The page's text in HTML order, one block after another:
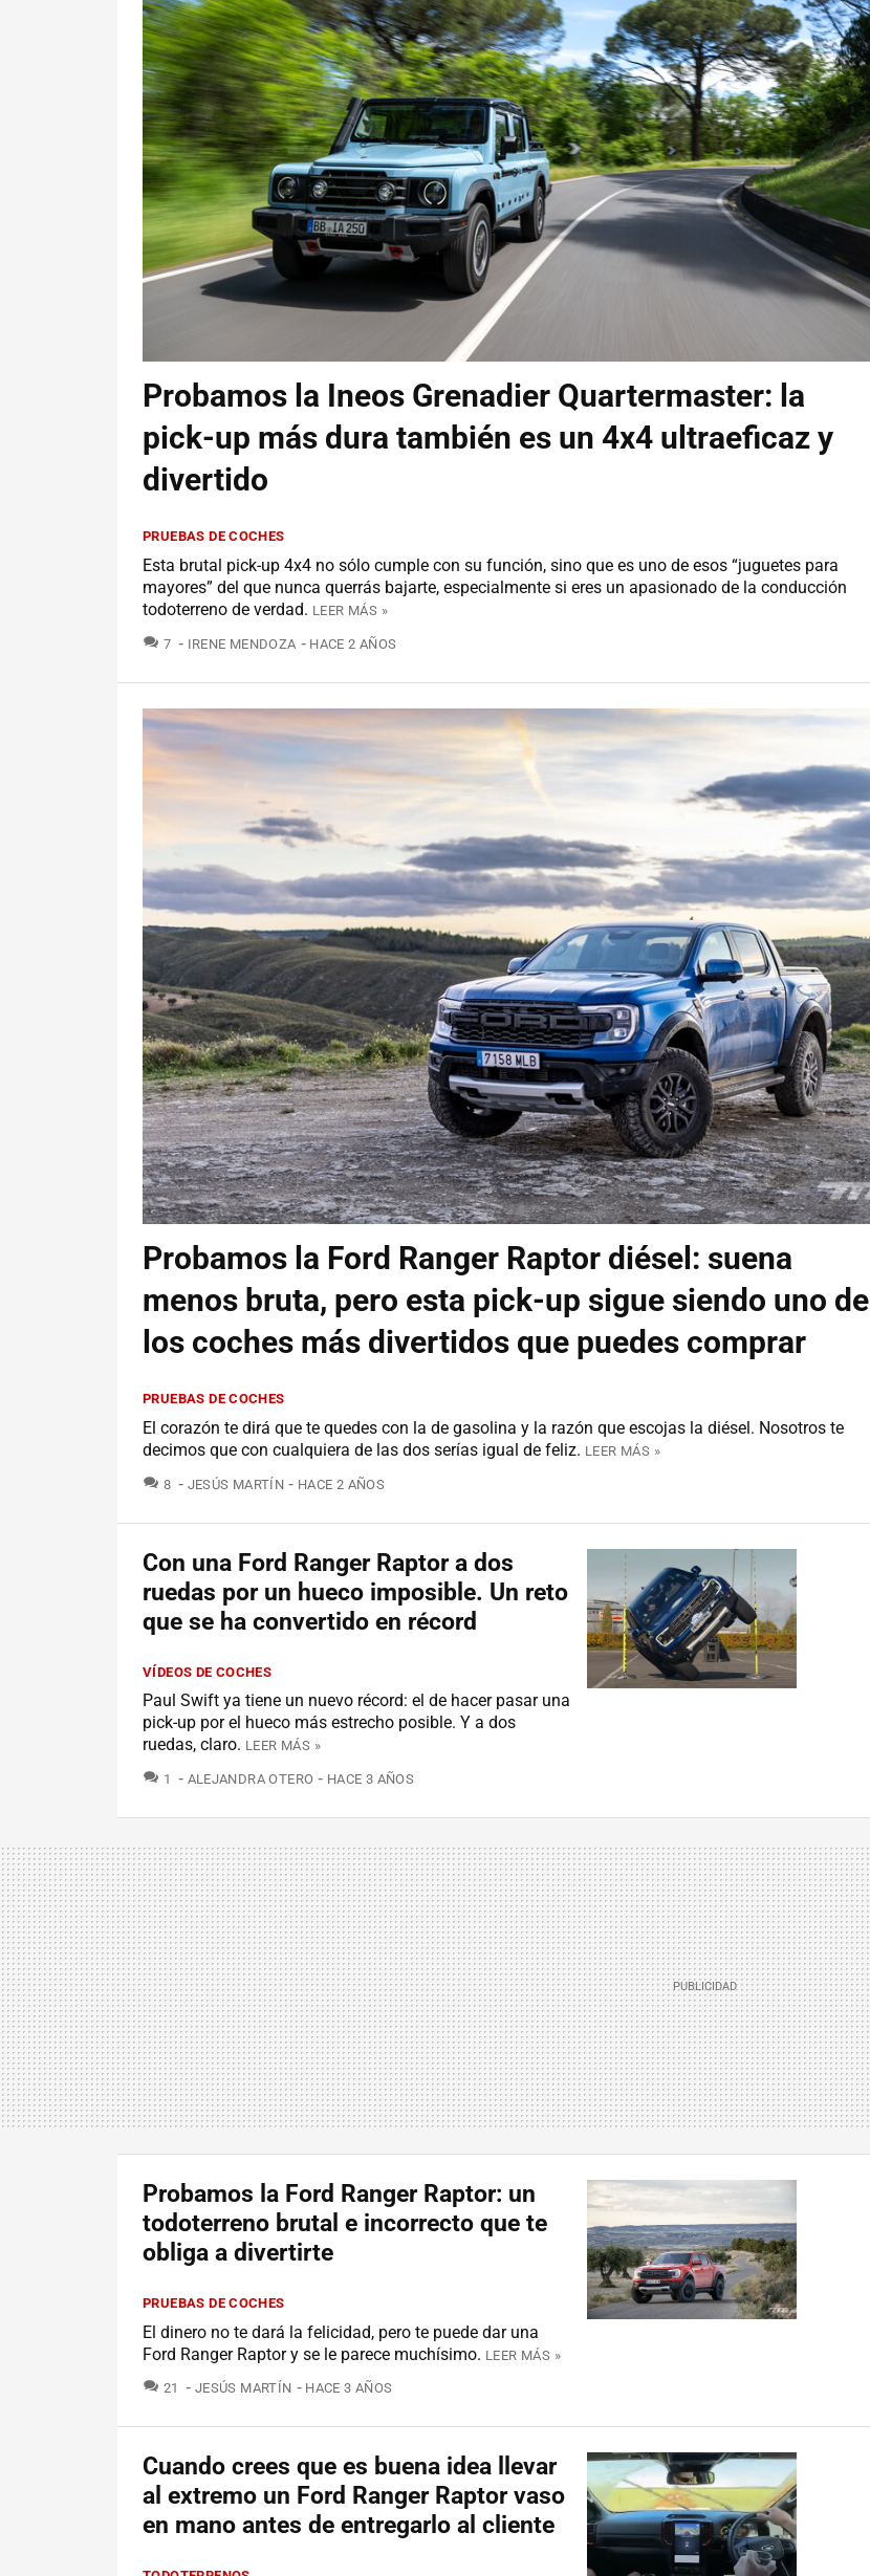
Probamos la Ineos Grenadier Quartermaster: la
pick-up más dura también es un 4x4 ultraeficaz y
divertido
PRUEBAS DE COCHES
Esta brutal pick-up 4x4 no sólo cumple con su función, sino que es uno de esos “juguetes para
mayores” del que nunca querrás bajarte, especialmente si eres un apasionado de la conducción
todoterreno de verdad. LEER MÁS »
7 COMENTARIOS
IRENE MENDOZA HACE 2 AÑOS
Probamos la Ford Ranger Raptor diésel: suena
menos bruta, pero esta pick-up sigue siendo uno de
los coches más divertidos que puedes comprar
PRUEBAS DE COCHES
El corazón te dirá que te quedes con la de gasolina y la razón que escojas la diésel. Nosotros te
decimos que con cualquiera de las dos serías igual de feliz. LEER MÁS »
8 COMENTARIOS
JESÚS MARTÍN HACE 2 AÑOS
Con una Ford Ranger Raptor a dos
ruedas por un hueco imposible. Un reto
que se ha convertido en récord
VÍDEOS DE COCHES
Paul Swift ya tiene un nuevo récord: el de hacer pasar una
pick-up por el hueco más estrecho posible. Y a dos
ruedas, claro. LEER MÁS »
1 COMENTARIOS
ALEJANDRA OTERO HACE 3 AÑOS
Probamos la Ford Ranger Raptor: un
todoterreno brutal e incorrecto que te
obliga a divertirte
PRUEBAS DE COCHES
El dinero no te dará la felicidad, pero te puede dar una
Ford Ranger Raptor y se le parece muchísimo. LEER MÁS »
21 COMENTARIOS
JESÚS MARTÍN HACE 3 AÑOS
Cuando crees que es buena idea llevar
al extremo un Ford Ranger Raptor vaso
en mano antes de entregarlo al cliente